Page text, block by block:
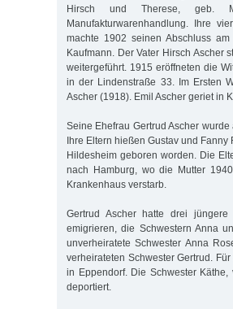
Hirsch und Therese, geb.
Manufakturwarenhandlung. Ihre
machte 1902 seinen Abschluss
Kaufmann. Der Vater Hirsch Ascher
weitergeführt. 1915 eröffneten die
in der Lindenstraße 33. Im Ersten
Ascher (1918). Emil Ascher geriet in
Seine Ehefrau Gertrud Ascher
Ihre Eltern hießen Gustav und
Hildesheim geboren worden. Die
nach Hamburg, wo die Mutter
Krankenhaus verstarb.
Gertrud Ascher hatte drei
emigrieren, die Schwestern Anna
unverheiratete Schwester Anna
verheirateten Schwester Gertrud.
in Eppendorf. Die Schwester
deportiert.